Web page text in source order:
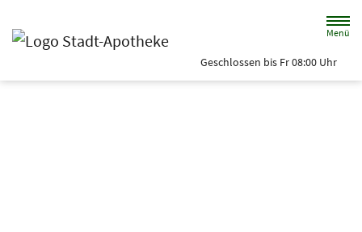
Menü
Geschlossen bis Fr 08:00 Uhr